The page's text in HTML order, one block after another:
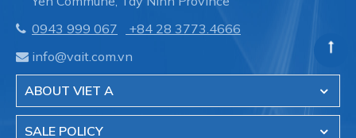
Việt Á hiện là đại diện cũa hãng Straub - Thụy sĩ
tại Việt Nam.
CÔNG TY TNHH THƯƠNG MẠI - KỸ THUẬT
0943 999 067
+84 28 3773.4666
info@vait.com.vn
ABOUT VIET A
SALE POLICY